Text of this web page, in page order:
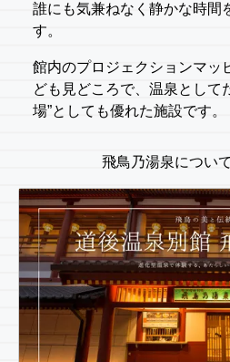
誰にも気兼ねなく静かな時間
す。
館内のプロジェクションマッ
ども見どころで、温泉として
場”としても優れた施設です。
飛鳥乃湯泉につい